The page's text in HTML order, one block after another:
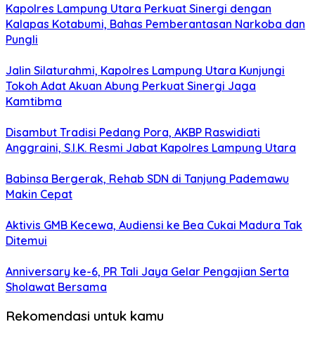
Kapolres Lampung Utara Perkuat Sinergi dengan
Kalapas Kotabumi, Bahas Pemberantasan Narkoba dan
Pungli
Jalin Silaturahmi, Kapolres Lampung Utara Kunjungi
Tokoh Adat Akuan Abung Perkuat Sinergi Jaga
Kamtibma
Disambut Tradisi Pedang Pora, AKBP Raswidiati
Anggraini, S.I.K. Resmi Jabat Kapolres Lampung Utara
Babinsa Bergerak, Rehab SDN di Tanjung Pademawu
Makin Cepat
Aktivis GMB Kecewa, Audiensi ke Bea Cukai Madura Tak
Ditemui
Anniversary ke-6, PR Tali Jaya Gelar Pengajian Serta
Sholawat Bersama
Rekomendasi untuk kamu